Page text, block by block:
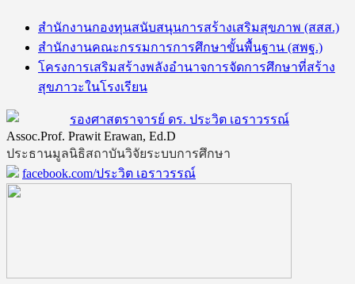
สำนักงานกองทุนสนับสนุนการสร้างเสริมสุขภาพ (สสส.)
สำนักงานคณะกรรมการการศึกษาขั้นพื้นฐาน (สพฐ.)
โครงการเสริมสร้างพลังอำนาจการจัดการศึกษาที่สร้าง
สุขภาวะในโรงเรียน
รองศาสตราจารย์ ดร. ประวิต เอราวรรณ์
Assoc.Prof. Prawit Erawan, Ed.D
ประธานมูลนิธิสถาบันวิจัยระบบการศึกษา
facebook.com/ประวิต เอราวรรณ์